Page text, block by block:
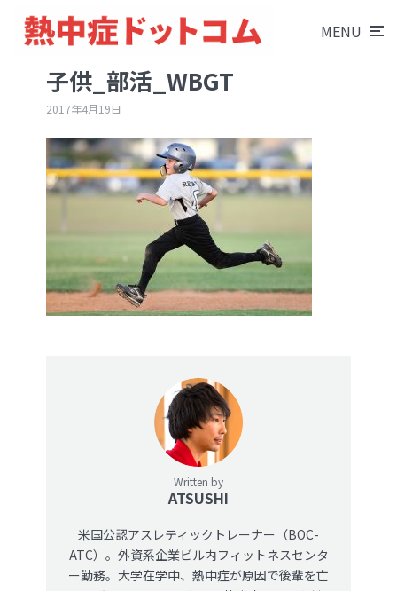
MENU
子供_部活_WBGT
2017年4月19日
Written by
ATSUSHI
米国公認アスレティックトレーナー（BOC-
ATC）。外資系企業ビル内フィットネスセンタ
ー勤務。大学在学中、熱中症が原因で後輩を亡